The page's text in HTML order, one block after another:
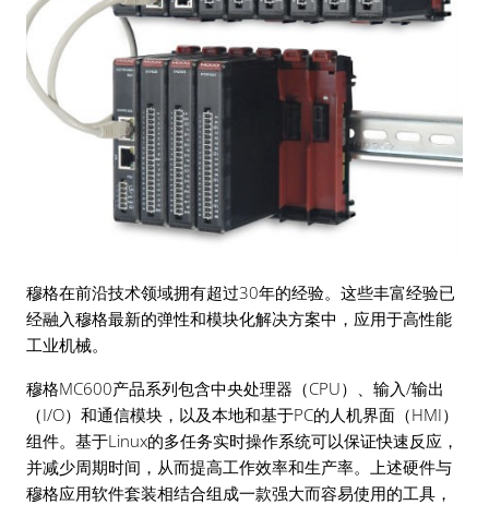
穆格在前沿技术领域拥有超过30年的经验。这些丰富经验已
经融入穆格最新的弹性和模块化解决方案中，应用于高性能
工业机械。
穆格MC600产品系列包含中央处理器（CPU）、输入/输出
（I/O）和通信模块，以及本地和基于PC的人机界面（HMI）
组件。基于Linux的多任务实时操作系统可以保证快速反应，
并减少周期时间，从而提高工作效率和生产率。上述硬件与
穆格应用软件套装相结合组成一款强大而容易使用的工具，